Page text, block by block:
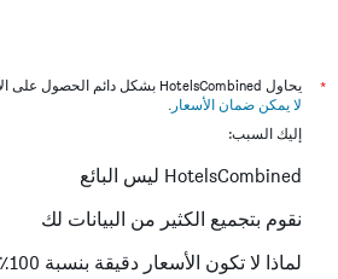
*
يحاول HotelsCombined بشكل دائم الحصول على الأسعار الدقيقة، ولكن
لا يمكن ضمان الأسعار .
إليك السبب:
HotelsCombined ليس البائع
نقوم بتجميع الكثير من البيانات لك
لماذا لا تكون الأسعار دقيقة بنسبة 100٪؟